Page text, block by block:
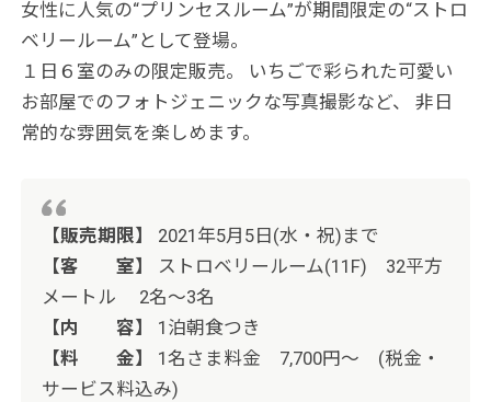
女性に人気の“プリンセスルーム”が期間限定の“ストロ
ベリールーム”として登場。
１日６室のみの限定販売。 いちごで彩られた可愛い
お部屋でのフォトジェニックな写真撮影な ど、 非日
常的な雰囲気を楽しめます。
【販売期限】
2021年5月5日(水・祝)まで
【客 室】
ストロベリールーム(11F) 32平方
メートル 2名～3名
【内 容】
1泊朝食つき
【料 金】
1名さま料金 7,700円～ (税金・
サービス料込み)